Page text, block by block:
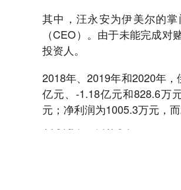
其中，汪永安为伊美尔的
（CEO）。由于未能完成
投资人。
2018年、2019年和2020年
亿元、-1.18亿元和828.6万
元；净利润为1005.3万元，